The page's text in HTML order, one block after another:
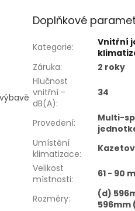
Doplňkové
Kategorie:
Vnitřní
Záruka:
2 roky
Hlučnost
vnitřní -
dB(A):
34
Provedení:
Multi-
Umístění
klimatizace:
Velikost
místnosti: 61 - 90
Rozměry:
(d)
596mm